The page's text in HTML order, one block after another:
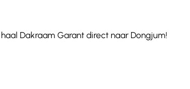
Dakraam Garant direct naar Dongjum!